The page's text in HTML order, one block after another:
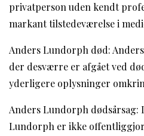
privatperson uden kendt
markant tilstedeværelse i
Anders Lundorph død:
der desværre er afgået ved
yderligere oplysninger
Anders Lundorph dødsårsag:
Lundorph er ikke